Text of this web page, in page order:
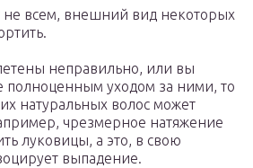
не всем, внешний вид некоторых
неправильно, или вы
полноценным уходом за ними, то
натуральных волос может
чрезмерное натяжение
луковицы, а это, в свою
выпадение.